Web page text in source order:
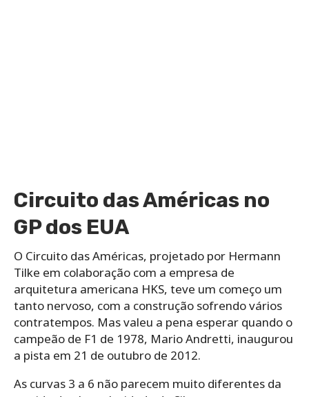
Circuito das Américas no
GP dos EUA
O Circuito das Américas, projetado por Hermann
Tilke em colaboração com a empresa de
arquitetura americana HKS, teve um começo um
tanto nervoso, com a construção sofrendo vários
contratempos. Mas valeu a pena esperar quando o
campeão de F1 de 1978, Mario Andretti, inaugurou
a pista em 21 de outubro de 2012.
As curvas 3 a 6 não parecem muito diferentes da